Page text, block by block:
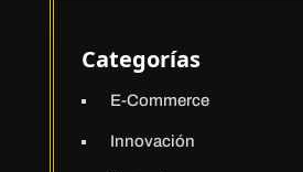
Categorías
E-Commerce
Innovación